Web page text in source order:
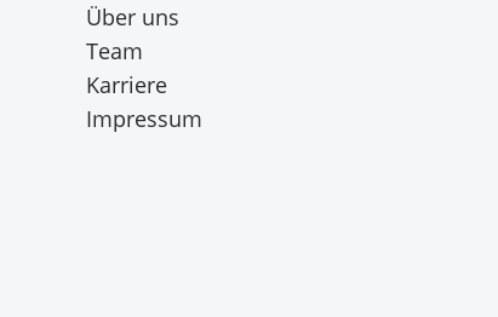
Über uns
Team
Karriere
Impressum